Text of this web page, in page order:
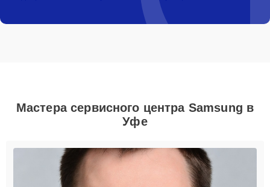
Мастера сервисного центра Samsung в
Уфе